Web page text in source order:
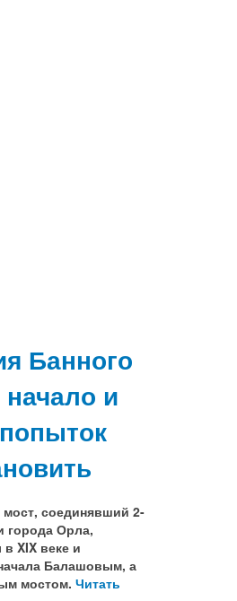
Банного
и
соединявший 2-
города Орла,
XIX веке и
Балашовым, а
мостом. Читать